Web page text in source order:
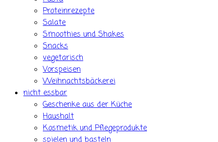
Proteinrezepte
Salate
Smoothies und Shakes
Snacks
vegetarisch
Vorspeisen
Weihnachtsbäckerei
nicht essbar
Geschenke aus der Küche
Haushalt
Kosmetik und Pflegeprodukte